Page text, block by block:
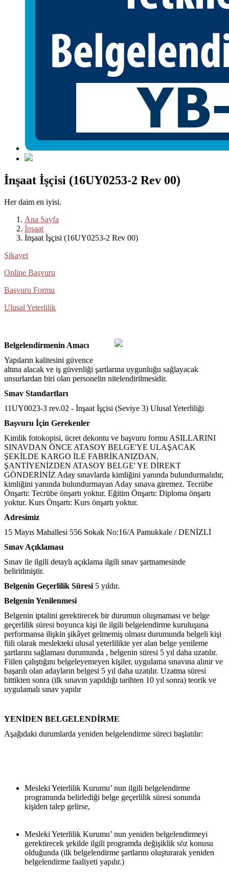
İnşaat İşçisi (16UY0253-2 Rev 00)
Her daim en iyisi.
Ana Sayfa
İnşaat
İnşaat İşçisi (16UY0253-2 Rev 00)
Şikayet
Online Başvuru
Başvuru Formu
Ulusal Yeterlilik
Belgelendirmenin Amacı
Yapıların kalitesini güvence
altına alacak ve iş güvenliği şartlarına uygunluğu sağlayacak
unsurlardan biri olan personelin nitelendirilmesidir.
Sınav Standartları
11UY0023-3 rev.02 - İnşaat İşçisi (Seviye 3) Ulusal Yeterliliği
Başvuru İçin Gerekenler
Kimlik fotokopisi, ücret dekontu ve başvuru formu ASILLARINI
SINAVDAN ÖNCE ATASOY BELGE'YE ULAŞACAK
ŞEKİLDE KARGO İLE FABRİKANIZDAN,
ŞANTİYENİZDEN ATASOY BELGE' YE DİREKT
GÖNDERİNİZ Aday sınavlarda kimliğini yanında bulundurmalıdır,
kimliğini yanında bulundurmayan Aday sınava giremez. Tecrübe
Önşartı: Tecrübe önşartı yoktur. Eğitim Önşartı: Diploma önşartı
yoktur. Kurs Önşartı: Kurs önşartı yoktur.
Adresimiz
15 Mayıs Mahallesi 556 Sokak No:16/A Pamukkale / DENİZLİ
Sınav Açıklaması
Sınav ile ilgili detaylı açıklama ilgili sınav şartnamesinde
beliritlmiştir.
Belgenin Geçerlilik Süresi 5 yıldır.
Belgenin Yenilenmesi
Belgenin iptalini gerektirecek bir durumun oluşmaması ve belge
geçerlilik süresi boyunca kişi ile ilgili belgelendirme kuruluşuna
performansa ilişkin şikâyet gelmemiş olması durumunda belgeli kişi
fiili olarak meslekteki ulusal yeterlilikte yer alan belge yenileme
şartlarını sağlaması durumunda , belgenin süresi 5 yıl daha uzatılır.
Fiilen çalıştığını belgeleyemeyen kişiler, uygulama sınavına alınır ve
başarılı olan adayların belgesi 5 yıl daha uzatılır. Uzatma süresi
bittikten sonra (ilk sınavın yapıldığı tarihten 10 yıl sonra) teorik ve
uygulamalı sınav yapılır
YENİDEN BELGELENDİRME
Aşağıdaki durumlarda yeniden belgelendirme süreci başlatılır:
Mesleki Yeterlilik Kurumu’ nun ilgili belgelendirme
programında belirlediği belge geçerlilik süresi sonunda
kişiden talep gelirse,
Mesleki Yeterlilik Kurumu’ nun yeniden belgelendirmeyi
gerektirecek şekilde ilgili programda değişiklik söz konusu
olduğunda (ilk belgelendirme şartlarını oluşturarak yeniden
belgelendirme faaliyeti yapılır.)